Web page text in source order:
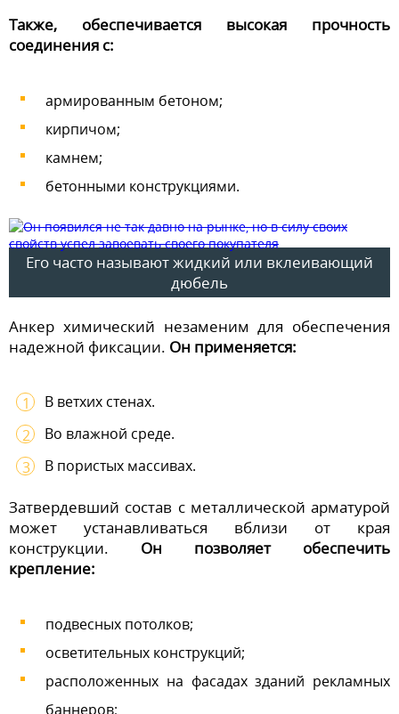
Также, обеспечивается высокая прочность
соединения с:
армированным бетоном;
кирпичом;
камнем;
бетонными конструкциями.
Его часто называют жидкий или вклеивающий
дюбель
Анкер химический незаменим для обеспечения
надежной фиксации. Он применяется:
В ветхих стенах.
Во влажной среде.
В пористых массивах.
Затвердевший состав с металлической арматурой
может устанавливаться вблизи от края
конструкции. Он позволяет обеспечить
крепление:
подвесных потолков;
осветительных конструкций;
расположенных на фасадах зданий рекламных
баннеров;